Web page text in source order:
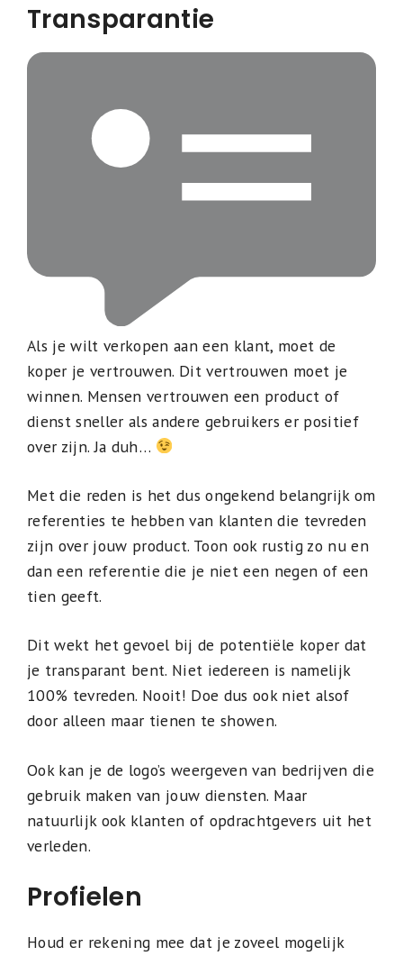
Transparantie
Als je wilt verkopen aan een klant, moet de
koper je vertrouwen. Dit vertrouwen moet je
winnen. Mensen vertrouwen een product of
dienst sneller als andere gebruikers er positief
over zijn. Ja duh…
Met die reden is het dus ongekend belangrijk om
referenties te hebben van klanten die tevreden
zijn over jouw product. Toon ook rustig zo nu en
dan een referentie die je niet een negen of een
tien geeft.
Dit wekt het gevoel bij de potentiële koper dat
je transparant bent. Niet iedereen is namelijk
100% tevreden. Nooit! Doe dus ook niet alsof
door alleen maar tienen te showen.
Ook kan je de logo’s weergeven van bedrijven die
gebruik maken van jouw diensten. Maar
natuurlijk ook klanten of opdrachtgevers uit het
verleden.
Profielen
Houd er rekening mee dat je zoveel mogelijk